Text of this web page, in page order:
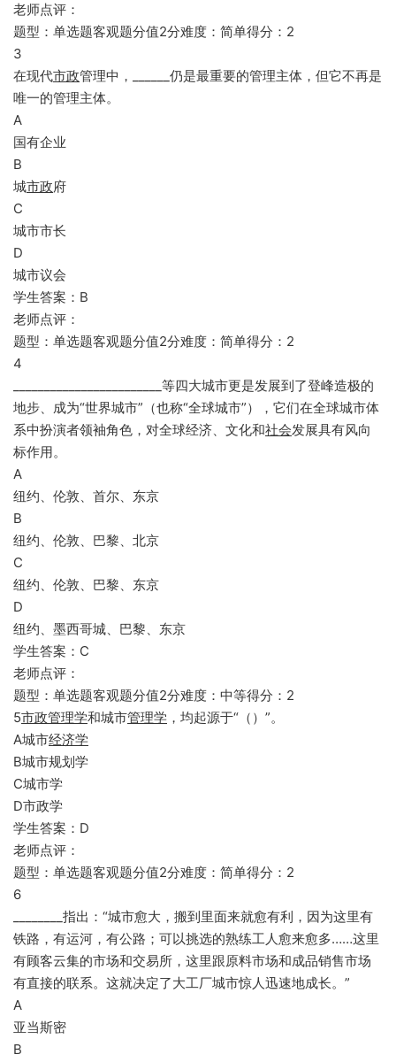
老师点评：
题型：单选题客观题分值2分难度：简单得分：2
3
在现代市政管理中，______仍是最重要的管理主体，但它不再是
唯一的管理主体。
A
国有企业
B
城市政府
C
城市市长
D
城市议会
学生答案：B
老师点评：
题型：单选题客观题分值2分难度：简单得分：2
4
________________________等四大城市更是发展到了登峰造极的
地步、成为“世界城市”（也称“全球城市”），它们在全球城市体
系中扮演者领袖角色，对全球经济、文化和社会发展具有风向
标作用。
A
纽约、伦敦、首尔、东京
B
纽约、伦敦、巴黎、北京
C
纽约、伦敦、巴黎、东京
D
纽约、墨西哥城、巴黎、东京
学生答案：C
老师点评：
题型：单选题客观题分值2分难度：中等得分：2
5市政管理学和城市管理学 ，均起源于“（）”。
A城市经济学
B城市规划学
C城市学
D市政学
学生答案：D
老师点评：
题型：单选题客观题分值2分难度：简单得分：2
6
________指出：“城市愈大，搬到里面来就愈有利，因为这里有
铁路，有运河，有公路；可以挑选的熟练工人愈来愈多……这里
有顾客云集的市场和交易所，这里跟原料市场和成品销售市场
有直接的联系。这就决定了大工厂城市惊人迅速地成长。”
A
亚当斯密
B